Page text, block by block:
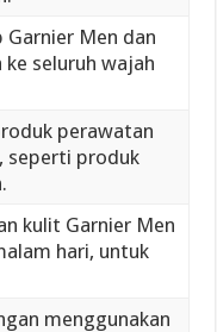
Men dan
seluruh wajah
perawatan
seperti produk
kulit Garnier Men
hari, untuk
menggunakan